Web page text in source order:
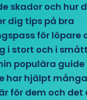
skador och hur
dig tips på bra
för löpare
i stort och i
populära
har hjälpt
för dem och det